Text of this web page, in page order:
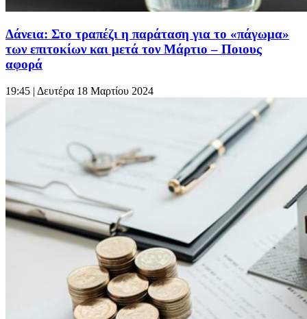
Δάνεια: Στο τραπέζι η παράταση για το «πάγωμα»
των επιτοκίων και μετά τον Μάρτιο – Ποιους
αφορά
19:45 | Δευτέρα 18 Μαρτίου 2024